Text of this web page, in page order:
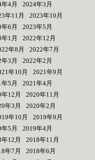
4月
2024年3月
年11月
2023年10月
6月
2023年5月
1月
2022年12月
年8月
2022年7月
3月
2022年2月
年10月
2021年9月
5月
2021年4月
12月
2020年11月
年3月
2020年2月
年10月
2019年9月
5月
2019年4月
12月
2018年11月
年7月
2018年6月